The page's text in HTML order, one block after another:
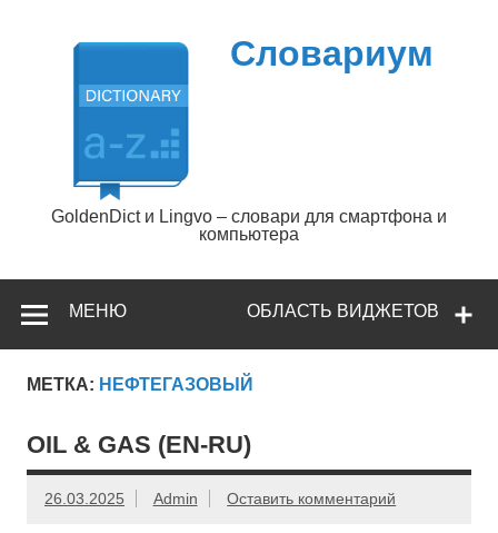
содержимому
Словариум
GoldenDict и Lingvo – словари для смартфона и
компьютера
ОБЛАСТЬ ВИДЖЕТОВ
МЕНЮ
МЕТКА: НЕФТЕГАЗОВЫЙ
OIL & GAS (EN-RU)
26.03.2025 Admin Оставить комментарий